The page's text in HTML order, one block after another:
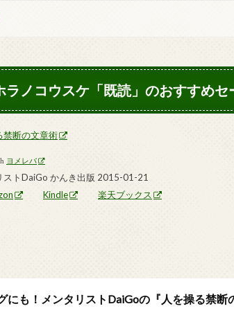
ラノコウスケ「既読」のおすすめセ
禁断の文章術
ヨメレバ
ストDaiGo かんき出版 2015-01-21
Kindle 楽天ブックス
にも！メンタリストDaiGoの『人を操る禁断